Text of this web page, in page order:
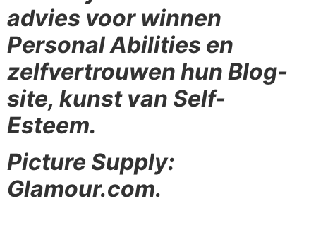
advies voor winnen
Personal Abilities en
zelfvertrouwen hun Blog-
site, kunst van Self-
Esteem.
Picture Supply:
Glamour.com.